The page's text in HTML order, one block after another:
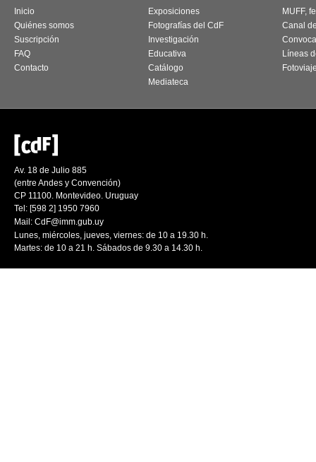
Inicio
Quiénes somos
Suscripción
FAQ
Contacto
Exposiciones
Fotografías del CdF
Investigación
Educativa
Catálogo
Mediateca
MUFF,
Canal
Líneas
Av. 18 de Julio 885
(entre Andes y Convención)
CP 11100. Montevideo. Uruguay
Tel: [598 2] 1950 7960
Mail: CdF@imm.gub.uy
Lunes, miércoles, jueves, viernes: de 10 a 19.30 h.
Martes: de 10 a 21 h. Sábados de 9.30 a 14.30 h.